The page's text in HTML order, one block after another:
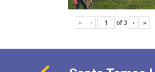
« ‹ of3 › »